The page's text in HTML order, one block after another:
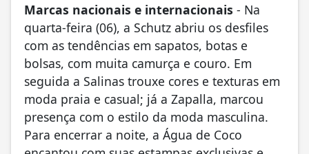
Marcas nacionais e internacionais - Na
quarta-feira (06), a Schutz abriu os desfiles
com as tendências em sapatos, botas e
bolsas, com muita camurça e couro. Em
seguida a Salinas trouxe cores e texturas em
moda praia e casual; já a Zapalla, marcou
presença com o estilo da moda masculina.
Para encerrar a noite, a Água de Coco